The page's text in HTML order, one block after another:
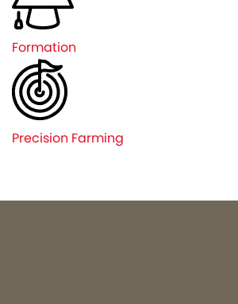
Formation
Precision Farming